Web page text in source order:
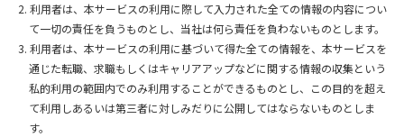
利用者は、本サービスの利用に際して入力された全ての情報の内容につい
て一切の責任を負うものとし、当社は何ら責任を負わないものとします。
利用者は、本サービスの利用に基づいて得た全ての情報を、本サービスを
通じた転職、求職もしくはキャリアアップなどに関する情報の収集という
私的利用の範囲内でのみ利用することができるものとし、この目的を超え
て利用しあるいは第三者に対しみだりに公開してはならないものとしま
す。